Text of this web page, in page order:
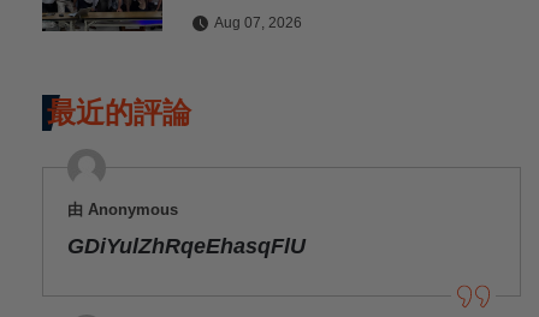
Aug 07, 2026
最近的評論
由 Anonymous
GDiYulZhRqeEhasqFlU